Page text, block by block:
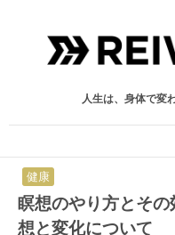
人生は、身体で変
健康
瞑想のやり方とそ
想と変化について